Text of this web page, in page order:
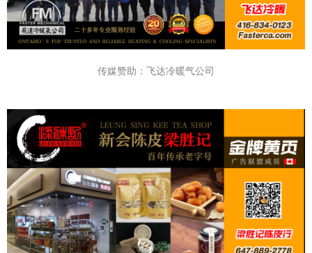
传媒赞助：飞达冷暖气公司